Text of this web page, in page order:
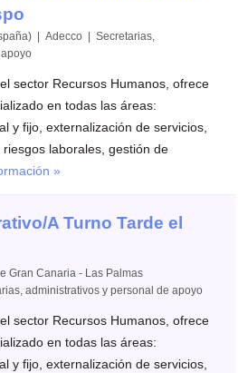
| Adecco | Secretarias,
sector Recursos Humanos, ofrece
en todas las áreas:
y fijo, externalización de servicios,
laborales, gestión de
»
A Turno Tarde el
Gran Canaria - Las Palmas
administrativos y personal de apoyo
sector Recursos Humanos, ofrece
en todas las áreas:
y fijo, externalización de servicios,